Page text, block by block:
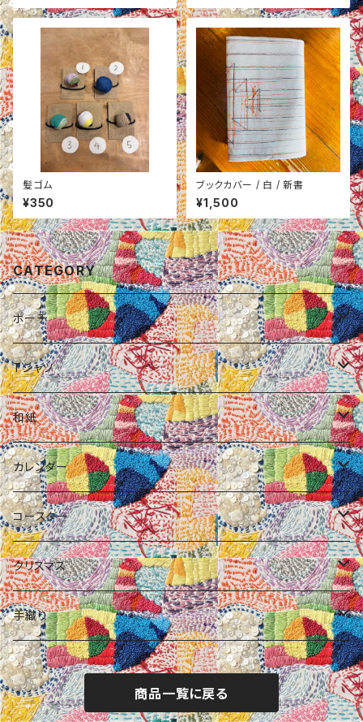
髪ゴム
¥350
ブックカバー / 白 / 新書
¥1,500
CATEGORY
ポーチ
手織りポーチ
ばねポーチ
Tシャツ
ライオン柄
数字柄
くつ柄
ガイコツ柄
MAP柄
時計柄
ウサギ柄
和紙
ポチ袋
カレンダー
コースター付きメッセージカード
カレンダー
ミニカレンダー
アートカレンダー
コースター
クリスマス
年賀
クリスマス
コースター
オブジェ
手織り
髪ゴム
コースター
商品一覧に戻る